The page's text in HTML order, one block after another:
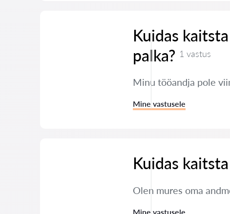
Kuidas
palka? 1 vastus
Minu tööandja pole
Mine vastusele
Kuidas
Olen mures oma
Mine vastusele